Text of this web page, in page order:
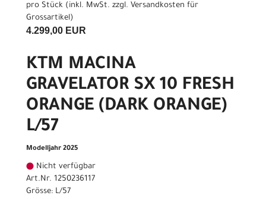
pro Stück (inkl. MwSt. zzgl. Versandkosten für
Grossartikel)
4.299,00 EUR
KTM MACINA
GRAVELATOR SX 10 FRESH
ORANGE (DARK ORANGE)
L/57
Modelljahr 2025
Nicht verfügbar
Art.Nr. 1250236117
Grösse: L/57